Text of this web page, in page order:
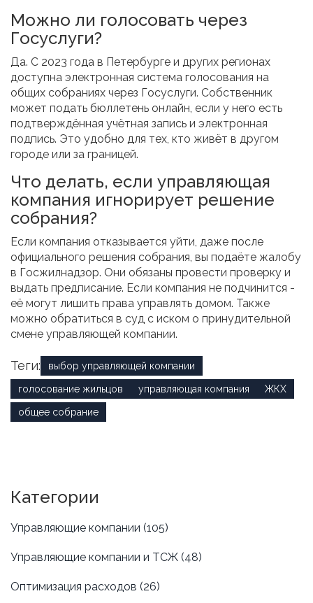
Можно ли голосовать через
Госуслуги?
Да. С 2023 года в Петербурге и других регионах
доступна электронная система голосования на
общих собраниях через Госуслуги. Собственник
может подать бюллетень онлайн, если у него есть
подтверждённая учётная запись и электронная
подпись. Это удобно для тех, кто живёт в другом
городе или за границей.
Что делать, если управляющая
компания игнорирует решение
собрания?
Если компания отказывается уйти, даже после
официального решения собрания, вы подаёте жалобу
в Госжилнадзор. Они обязаны провести проверку и
выдать предписание. Если компания не подчинится -
её могут лишить права управлять домом. Также
можно обратиться в суд с иском о принудительной
смене управляющей компании.
Теги: выбор управляющей компании
голосование жильцов управляющая компания ЖКХ
общее собрание
Категории
Управляющие компании (105)
Управляющие компании и ТСЖ (48)
Оптимизация расходов (26)